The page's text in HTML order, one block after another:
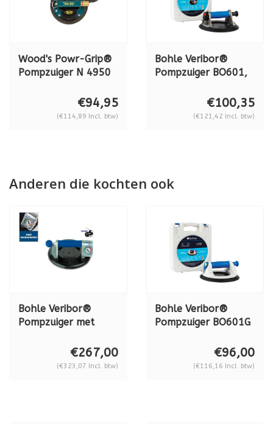
Wood's Powr-Grip®
Pompzuiger N 4950
€94,95
(€114,89 Incl. btw)
Bohle Veribor®
Pompzuiger BO601,
(inclusief koffer)€100,35
(€121,42 Incl. btw)
Anderen die kochten ook
Bohle Veribor®
Pompzuiger met
601.1BL, aluminium,
120 kg (inclusief
€267,00
(€323,07 Incl. btw)
Bohle Veribor®
Pompzuiger BO601G
€96,00
(€116,16 Incl. btw)